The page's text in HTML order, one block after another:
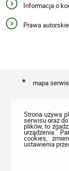
Informacja o
Prawa autorskie
mapa
Strona używa
serwisu oraz
plików, to
urządzenia.
cookies,
ustawienia